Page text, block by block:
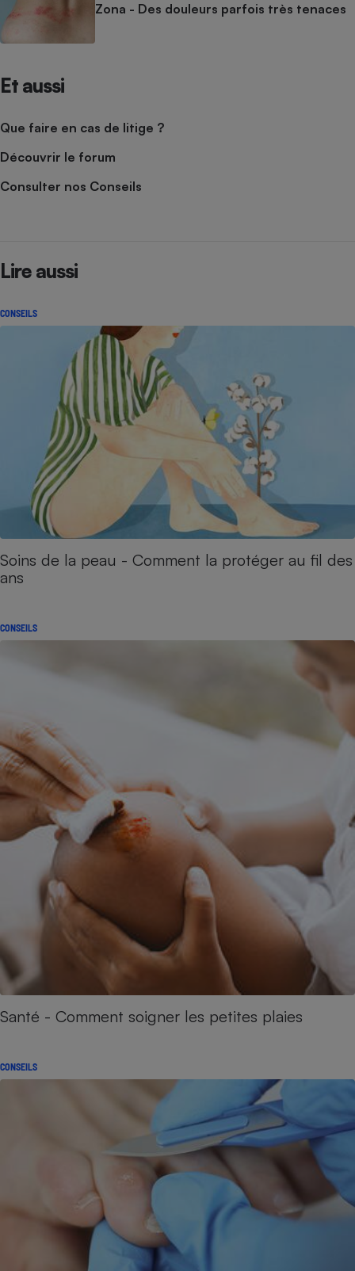
Zona - Des douleurs parfois très tenaces
Et aussi
Que faire en cas de litige ?
Découvrir le forum
Consulter nos Conseils
Lire aussi
CONSEILS
Soins de la peau - Comment la protéger au fil des
ans
CONSEILS
Santé - Comment soigner les petites plaies
CONSEILS